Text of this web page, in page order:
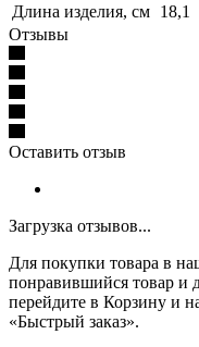
Длина изделия, см 18,1
Отзывы
Оставить отзыв
Загрузка отзывов...
Для покупки товара в
понравившийся товар и
перейдите в Корзину и
«Быстрый заказ».